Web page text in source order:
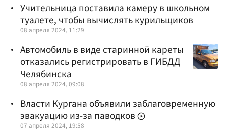
Учительница поставила камеру в школьном
туалете, чтобы вычислять курильщиков
08 апреля 2024, 11:29
Автомобиль в виде старинной кареты
отказались регистрировать в ГИБДД
Челябинска
08 апреля 2024, 09:08
Власти Кургана объявили заблаговременную
эвакуацию из-за паводков
07 апреля 2024, 19:58